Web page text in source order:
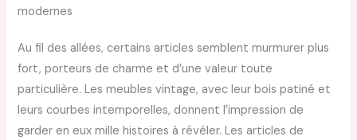
modernes
Au fil des allées, certains articles semblent murmurer plus
fort, porteurs de charme et d’une valeur toute
particulière. Les meubles vintage, avec leur bois patiné et
leurs courbes intemporelles, donnent l’impression de
garder en eux mille histoires à révéler. Les articles de